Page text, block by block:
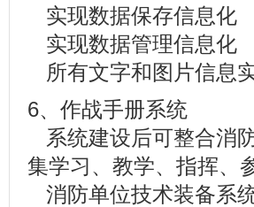
实现数据保存信息化
实现数据管理信息化
所有文字和图片信息
6、作战手册系统
系统建设后可整合消
集学习、教学、指挥、
消防单位技术装备系